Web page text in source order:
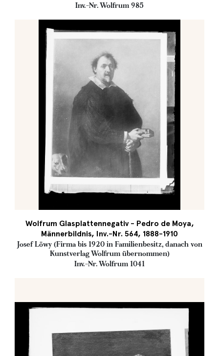
Inv.-Nr. Wolfrum 985
Wolfrum Glasplattennegativ - Pedro de Moya,
Männerbildnis, Inv.-Nr. 564, 1888-1910
Josef Löwy (Firma bis 1920 in Familienbesitz, danach von
Kunstverlag Wolfrum übernommen)
Inv.-Nr. Wolfrum 1041